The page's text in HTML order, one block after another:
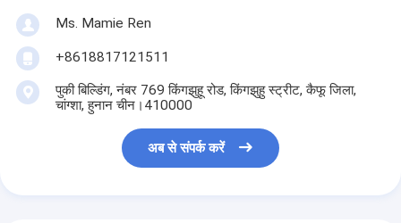
Ms. Mamie Ren
+8618817121511
पुकी बिल्डिंग, नंबर 769 किंगझुहू रोड, किंगझुहु स्ट्रीट, कैफू जिला,
चांग्शा, हुनान चीन।410000
अब से संपर्क करें